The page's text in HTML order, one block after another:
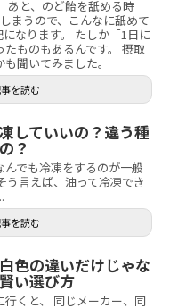
あと、のど飴を舐める時
まうので、こんなに舐めて
なります。 たしか「1日に
ものもあるんです。 摂取
聞いてみました。
を読む
していいの？違う種
？
でも冷凍をするのが一般
う言えば、油って冷凍でき
を読む
色の違いだけじゃな
い選び方
くと、 同じメーカー、同